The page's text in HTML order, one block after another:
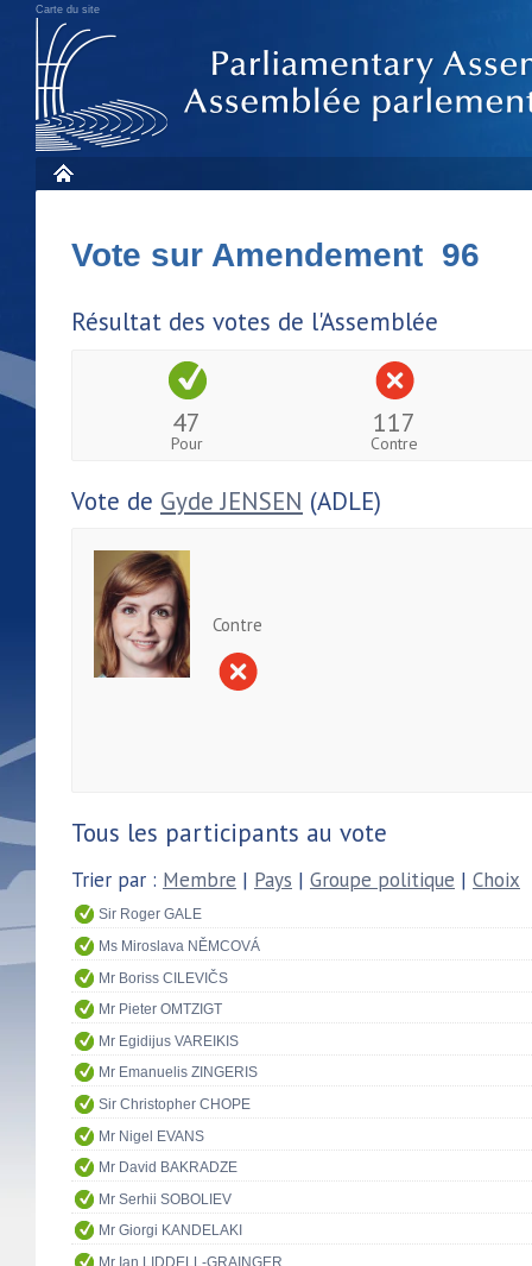
Carte du site
Vote sur Amendement 96
Résultat des votes de l'Assemblée
47
Pour
117
Contre
Vote de Gyde JENSEN (ADLE)
Contre
Tous les participants au vote
Trier par : Membre | Pays | Groupe politique | Choix
Sir Roger GALE
Ms Miroslava NĚMCOVÁ
Mr Boriss CILEVIČS
Mr Pieter OMTZIGT
Mr Egidijus VAREIKIS
Mr Emanuelis ZINGERIS
Sir Christopher CHOPE
Mr Nigel EVANS
Mr David BAKRADZE
Mr Serhii SOBOLIEV
Mr Giorgi KANDELAKI
Mr Ian LIDDELL-GRAINGER